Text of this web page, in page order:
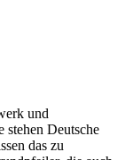
und
stehen Deutsche
das zu